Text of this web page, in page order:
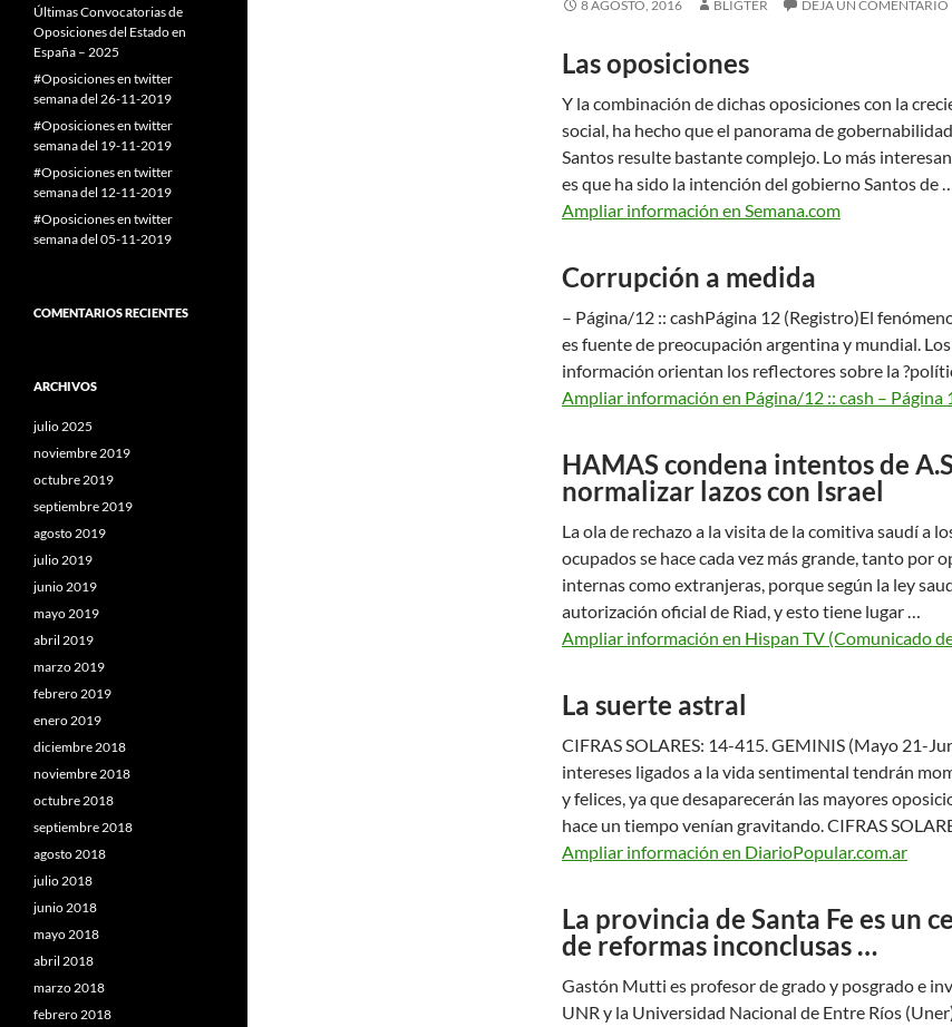
8 AGOSTO, 2016 BLIGTER DEJA UN COMENTARIO
Las oposiciones
Y la combinación de dichas oposiciones con la
social, ha hecho que el panorama de
Santos resulte bastante complejo. Lo más
es que ha sido la intención del gobierno Santos de
Ampliar información en Semana.com
Corrupción a medida
– Página/12 :: cashPágina 12 (Registro)El
es fuente de preocupación argentina y mundial.
información orientan los reflectores sobre la
Ampliar información en Página/12 :: cash – Página
HAMAS condena intentos de
normalizar lazos con Israel
La ola de rechazo a la visita de la comitiva saudí a
ocupados se hace cada vez más grande, tanto por
internas como extranjeras, porque según la ley
autorización oficial de Riad, y esto tiene lugar …
Ampliar información en Hispan TV (Comunicado
La suerte astral
CIFRAS SOLARES: 14-415. GEMINIS (Mayo 21-
intereses ligados a la vida sentimental tendrán
y felices, ya que desaparecerán las mayores
hace un tiempo venían gravitando. CIFRAS
Ampliar información en DiarioPopular.com.ar
La provincia de Santa Fe es un
de reformas inconclusas …
Gastón Mutti es profesor de grado y posgrado e
UNR y la Universidad Nacional de Entre Ríos
Últimas Convocatorias de
Oposiciones del Estado en
España – 2025
#Oposiciones en twitter
semana del 26-11-2019
#Oposiciones en twitter
semana del 19-11-2019
#Oposiciones en twitter
semana del 12-11-2019
#Oposiciones en twitter
semana del 05-11-2019
COMENTARIOS RECIENTES
ARCHIVOS
julio 2025
noviembre 2019
octubre 2019
septiembre 2019
agosto 2019
julio 2019
junio 2019
mayo 2019
abril 2019
marzo 2019
febrero 2019
enero 2019
diciembre 2018
noviembre 2018
octubre 2018
septiembre 2018
agosto 2018
julio 2018
junio 2018
mayo 2018
abril 2018
marzo 2018
febrero 2018